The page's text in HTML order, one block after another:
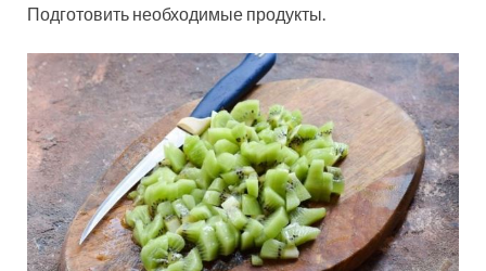
Подготовить необходимые продукты.